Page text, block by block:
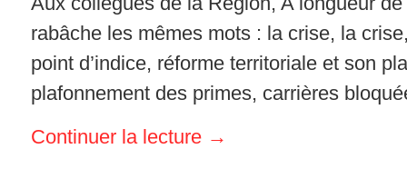
rabâche les mêmes mots : la crise, la
point d’indice, réforme territoriale et son
plafonnement des primes, carrières
Continuer la lecture →